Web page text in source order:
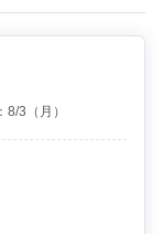
8/3 （月）